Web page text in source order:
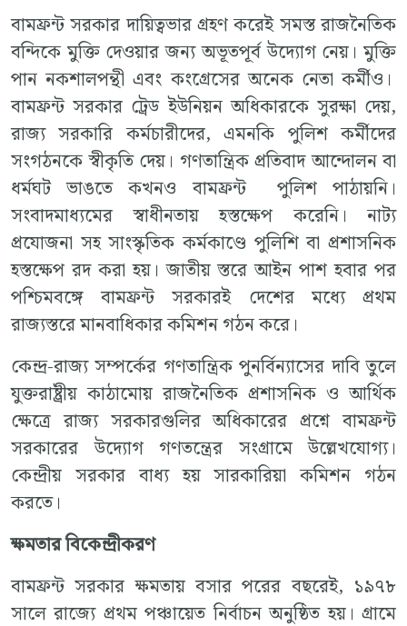
বামফ্রন্ট সরকার দায়িত্বভার গ্রহণ করেই সমস্ত রাজনৈতিক
বন্দিকে মুক্তি দেওয়ার জন্য অভূতপূর্ব উদ্যোগ নেয়। মুক্তি
পান নকশালপন্থী এবং কংগ্রেসের অনেক নেতা কর্মীও।
বামফ্রন্ট সরকার ট্রেড ইউনিয়ন অধিকারকে সুরক্ষা দেয়,
রাজ্য সরকারি কর্মচারীদের, এমনকি পুলিশ কর্মীদের
সংগঠনকে স্বীকৃতি দেয়। গণতান্ত্রিক প্রতিবাদ আন্দোলন বা
ধর্মঘট ভাঙতে কখনও বামফ্রন্ট পুলিশ পাঠায়নি।
সংবাদমাধ্যমের স্বাধীনতায় হস্তক্ষেপ করেনি। নাট্য
প্রযোজনা সহ সাংস্কৃতিক কর্মকাণ্ডে পুলিশি বা প্রশাসনিক
হস্তক্ষেপ রদ করা হয়। জাতীয় স্তরে আইন পাশ হবার পর
পশ্চিমবঙ্গে বামফ্রন্ট সরকারই দেশের মধ্যে প্রথম
রাজ্যস্তরে মানবাধিকার কমিশন গঠন করে।
কেন্দ্র-রাজ্য সম্পর্কের গণতান্ত্রিক পুনর্বিন্যাসের দাবি তুলে
যুক্তরাষ্ট্রীয় কাঠামোয় রাজনৈতিক প্রশাসনিক ও আর্থিক
ক্ষেত্রে রাজ্য সরকারগুলির অধিকারের প্রশ্নে বামফ্রন্ট
সরকারের উদ্যোগ গণতন্ত্রের সংগ্রামে উল্লেখযোগ্য।
কেন্দ্রীয় সরকার বাধ্য হয় সারকারিয়া কমিশন গঠন
করতে।
ক্ষমতার বিকেন্দ্রীকরণ
বামফ্রন্ট সরকার ক্ষমতায় বসার পরের বছরেই, ১৯৭৮
সালে রাজ্যে প্রথম পঞ্চায়েত নির্বাচন অনুষ্ঠিত হয়। গ্রামে